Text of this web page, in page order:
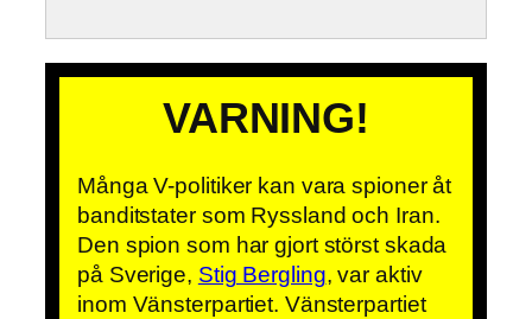
VARNING!
Många V-politiker kan vara spioner åt
banditstater som Ryssland och Iran.
Den spion som har gjort störst skada
på Sverige, Stig Bergling, var aktiv
inom Vänsterpartiet. Vänsterpartiet